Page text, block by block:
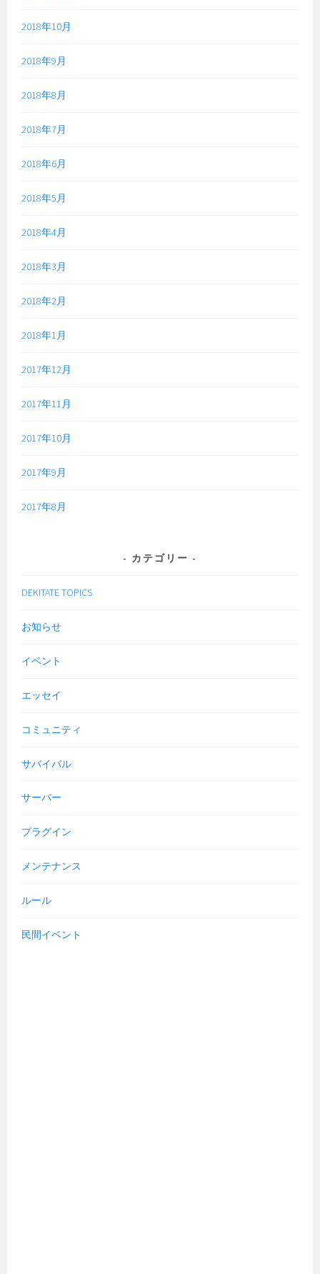
2018年10月
2018年9月
2018年8月
2018年7月
2018年6月
2018年5月
2018年4月
2018年3月
2018年2月
2018年1月
2017年12月
2017年11月
2017年10月
2017年9月
2017年8月
カテゴリー
DEKITATE TOPICS
お知らせ
イベント
エッセイ
コミュニティ
サバイバル
サーバー
プラグイン
メンテナンス
ルール
民間イベント